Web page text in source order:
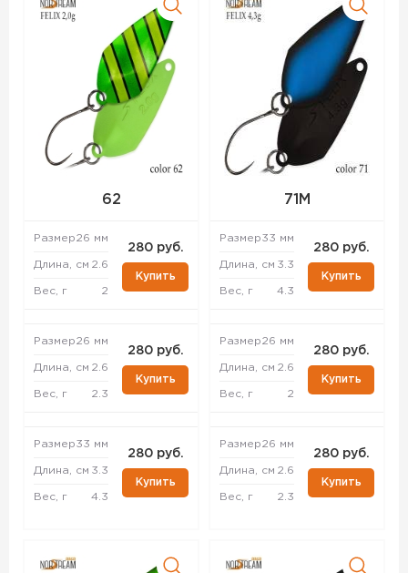
62
Размер26 мм
Длина, см 2.6
Вес, г 2
280 руб.
Купить
Размер26 мм
Длина, см 2.6
Вес, г 2.3
280 руб.
Купить
Размер33 мм
Длина, см 3.3
Вес, г 4.3
280 руб.
Купить
71M
Размер33 мм
Длина, см 3.3
Вес, г 4.3
280 руб.
Купить
Размер26 мм
Длина, см 2.6
Вес, г 2
280 руб.
Купить
Размер26 мм
Длина, см 2.6
Вес, г 2.3
280 руб.
Купить